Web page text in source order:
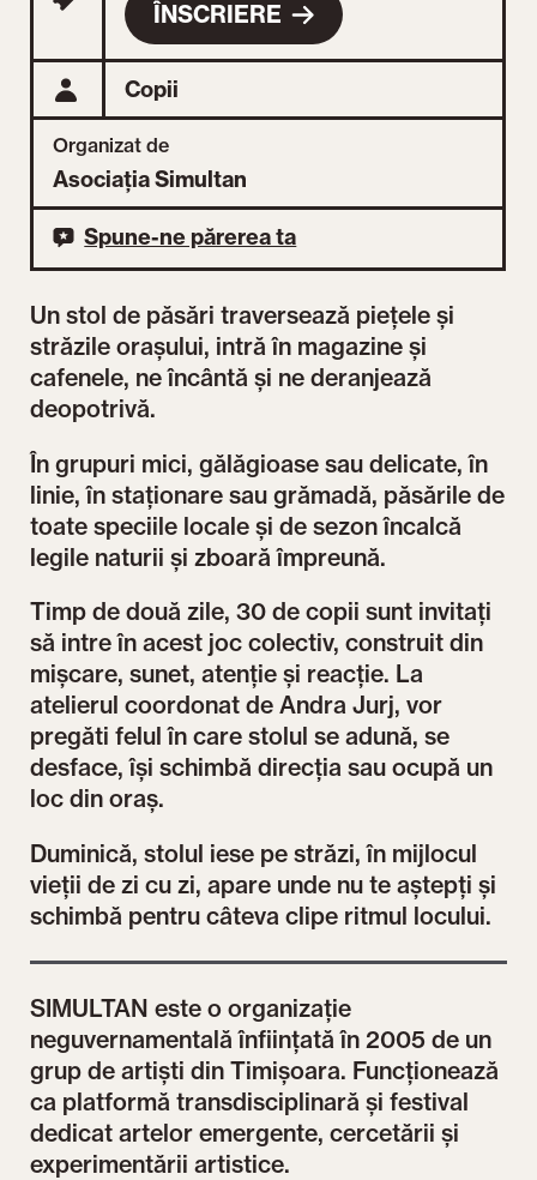
Un stol de păsări traversează piețele și
străzile orașului, intră în magazine și
cafenele, ne încântă și ne deranjează
deopotrivă.
În grupuri mici, gălăgioase sau delicate, în
linie, în staționare sau grămadă, păsările de
toate speciile locale și de sezon încalcă
legile naturii și zboară împreună.
Timp de două zile, 30 de copii sunt invitați
să intre în acest joc colectiv, construit din
mișcare, sunet, atenție și reacție. La
atelierul coordonat de Andra Jurj, vor
pregăti felul în care stolul se adună, se
desface, își schimbă direcția sau ocupă un
loc din oraș.
Duminică, stolul iese pe străzi, în mijlocul
vieții de zi cu zi, apare unde nu te aștepți și
schimbă pentru câteva clipe ritmul locului.
SIMULTAN este o organizație
neguvernamentală înființată în 2005 de un
grup de artiști din Timișoara. Funcționează
ca platformă transdisciplinară și festival
dedicat artelor emergente, cercetării și
experimentării artistice.
ÎNSCRIERE
Copii
Organizat de
Asociația Simultan
Spune-ne părerea ta